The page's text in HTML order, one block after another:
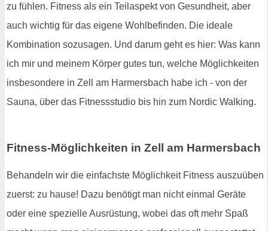
zu fühlen. Fitness als ein Teilaspekt von Gesundheit, aber
auch wichtig für das eigene Wohlbefinden. Die ideale
Kombination sozusagen. Und darum geht es hier: Was kann
ich mir und meinem Körper gutes tun, welche Möglichkeiten
insbesondere in Zell am Harmersbach habe ich - von der
Sauna, über das Fitnessstudio bis hin zum Nordic Walking.
Fitness-Möglichkeiten in Zell am Harmersbach
Behandeln wir die einfachste Möglichkeit Fitness auszuüben
zuerst: zu hause! Dazu benötigt man nicht einmal Geräte
oder eine spezielle Ausrüstung, wobei das oft mehr Spaß